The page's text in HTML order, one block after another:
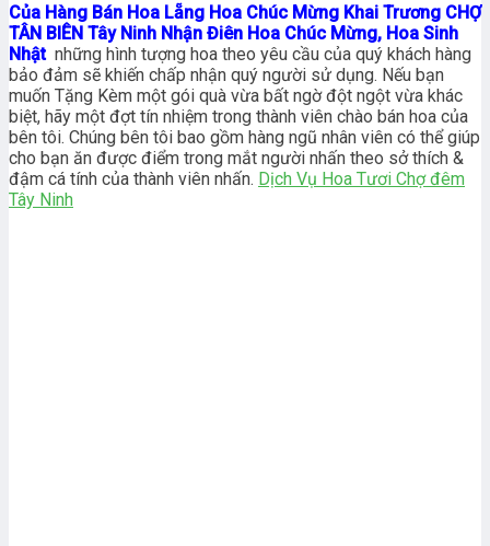
Của Hàng Bán Hoa Lẵng Hoa Chúc Mừng Khai Trương CHỢ
TÂN BIÊN Tây Ninh Nhận Điên Hoa Chúc Mừng, Hoa Sinh
Nhật những hình tượng hoa theo yêu cầu của quý khách hàng
bảo đảm sẽ khiến chấp nhận quý người sử dụng. Nếu bạn
muốn Tặng Kèm một gói quà vừa bất ngờ đột ngột vừa khác
biệt, hãy một đợt tín nhiệm trong thành viên chào bán hoa của
bên tôi. Chúng bên tôi bao gồm hàng ngũ nhân viên có thể giúp
cho bạn ăn được điểm trong mắt người nhấn theo sở thích &
đậm cá tính của thành viên nhấn. Dịch Vụ Hoa Tươi Chợ đêm
Tây Ninh